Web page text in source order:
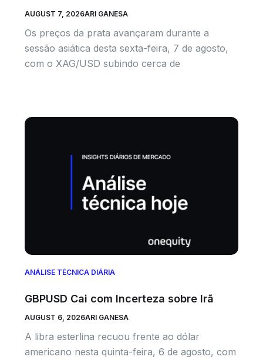
AUGUST 7, 2026ARI GANESA
Os preços da prata avançaram durante a
sessão asiática desta sexta-feira, 7 de agosto,
com o XAG/USD subindo cerca de
ANÁLISE TÉCNICA DIÁRIA
GBPUSD Cai com Incerteza sobre Irã
AUGUST 6, 2026ARI GANESA
A libra esterlina recuou frente ao dólar
americano nesta quinta-feira, 6 de agosto, com